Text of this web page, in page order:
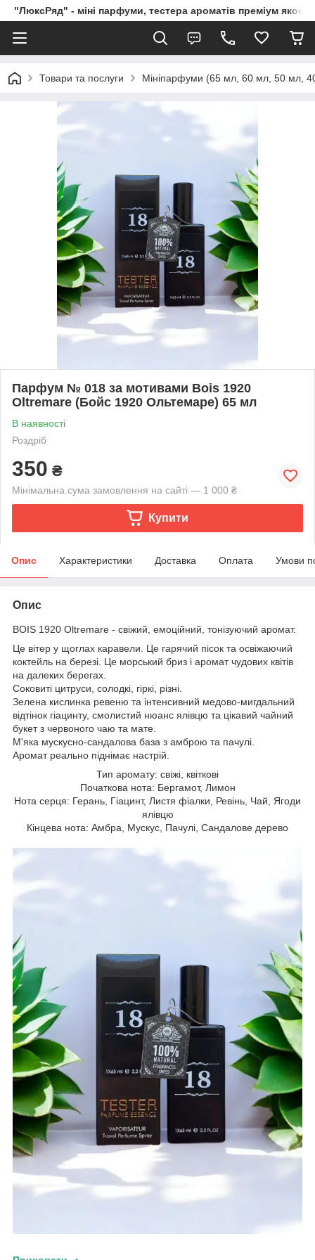
"ЛюксРяд" - міні парфуми, тестера ароматів преміум
Товари та послуги Мініпарфуми (65 мл, 60 мл, 50 мл,
Парфум № 018 за мотивами Bois 1920
Oltremare (Бойс 1920 Ольтемаре) 65 мл
В наявності
Роздріб
350 ₴
Мінімальна сума замовлення на сайті — 1 000 ₴
Купити
Опис Характеристики Доставка Оплата Умови
Опис
BOIS 1920 Oltremare - свіжий, емоційний, тонізуючий аромат.
Це вітер у щоглах каравели. Це гарячий пісок та освіжаючий
коктейль на березі. Це морський бриз і аромат чудових квітів
на далеких берегах.
Соковиті цитруси, солодкі, гіркі, різні.
Зелена кислинка ревеню та інтенсивний медово-мигдальний
відтінок гіацинту, смолистий нюанс ялівцю та цікавий чайний
букет з червоного чаю та мате.
М'яка мускусно-сандалова база з амброю та пачулі.
Аромат реально піднімає настрій.
Тип аромату: свіжі, квіткові
Початкова нота: Бергамот, Лимон
Нота серця: Герань, Гіацинт, Листя фіалки, Ревінь, Чай, Ягоди
ялівцю
Кінцева нота: Амбра, Мускус, Пачулі, Сандалове дерево